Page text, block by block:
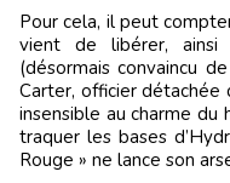
Pour cela, il peut
vient de libérer, ainsi
(désormais convaincu
Carter, officier détachée
insensible au charme du
traquer les bases
Rouge » ne lance son